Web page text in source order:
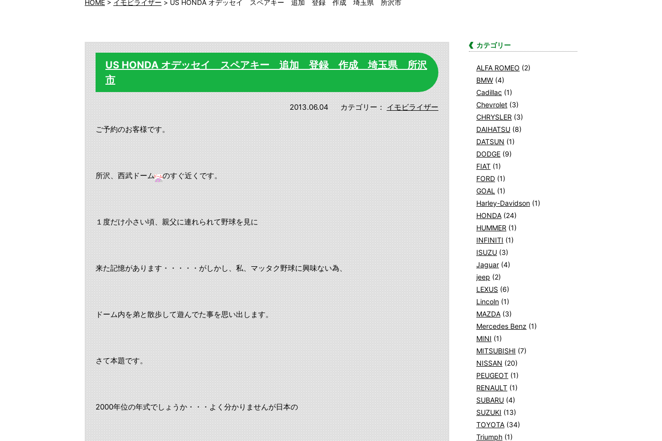
HOME > イモビライザー > US HONDA オデッセイ スペアキー 追加 登録 作成 埼玉県 所沢市
US HONDA オデッセイ スペアキー 追加 登録 作成 埼玉県 所沢
市
2013.06.04 カテゴリー： イモビライザー
ご予約のお客様です。
所沢、西武ドーム のすぐ近くです。
１度だけ小さい頃、親父に連れられて野球を見に
来た記憶があります・・・・・がしかし、私、マッタク野球に興味ない為、
ドーム内を弟と散歩して遊んでた事を思い出します。
さて本題です。
2000年位の年式でしょうか・・・よく分かりませんが日本の
カテゴリー
ALFA ROMEO (2)
BMW (4)
Cadillac (1)
Chevrolet (3)
CHRYSLER (3)
DAIHATSU (8)
DATSUN (1)
DODGE (9)
FIAT (1)
FORD (1)
GOAL (1)
Harley-Davidson (1)
HONDA (24)
HUMMER (1)
INFINITI (1)
ISUZU (3)
Jaguar (4)
jeep (2)
LEXUS (6)
Lincoln (1)
MAZDA (3)
Mercedes Benz (1)
MINI (1)
MITSUBISHI (7)
NISSAN (20)
PEUGEOT (1)
RENAULT (1)
SUBARU (4)
SUZUKI (13)
TOYOTA (34)
Triumph (1)